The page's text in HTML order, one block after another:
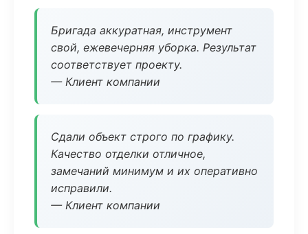
Бригада аккуратная, инструмент
свой, ежевечерняя уборка. Результат
соответствует проекту.
— Клиент компании
Сдали объект строго по графику.
Качество отделки отличное,
замечаний минимум и их оперативно
исправили.
— Клиент компании